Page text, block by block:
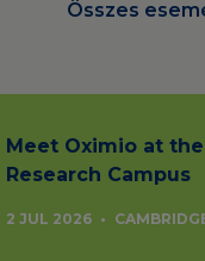
Összes
Meet Oximio at
Research Campus
2 JUL 2026 •